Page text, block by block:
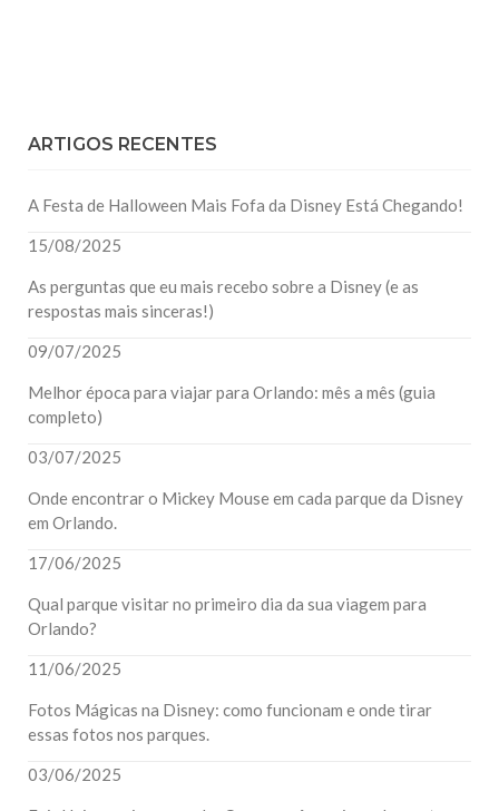
ARTIGOS RECENTES
A Festa de Halloween Mais Fofa da Disney Está Chegando!
15/08/2025
As perguntas que eu mais recebo sobre a Disney (e as
respostas mais sinceras!)
09/07/2025
Melhor época para viajar para Orlando: mês a mês (guia
completo)
03/07/2025
Onde encontrar o Mickey Mouse em cada parque da Disney
em Orlando.
17/06/2025
Qual parque visitar no primeiro dia da sua viagem para
Orlando?
11/06/2025
Fotos Mágicas na Disney: como funcionam e onde tirar
essas fotos nos parques.
03/06/2025